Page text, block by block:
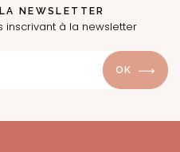
NEWSLETTER
inscrivant à la newsletter
OK